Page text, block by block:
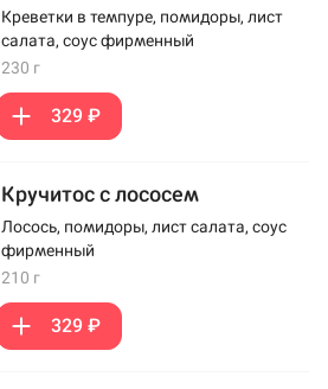
Креветки в темпуре, помидоры, лист
салата, соус фирменный
230 г
329 ₽
Кручитос с лососем
Лосось, помидоры, лист салата, соус
фирменный
210 г
329 ₽